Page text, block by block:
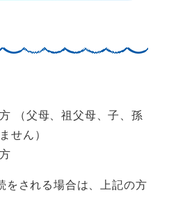
（父母、祖父母、子、孫
せん）
される場合は、上記の方